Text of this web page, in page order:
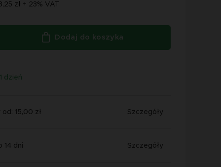
zł + 23% VAT
Dodaj do koszyka
1 dzień
15,00 zł Szczegóły
14 dni Szczegóły